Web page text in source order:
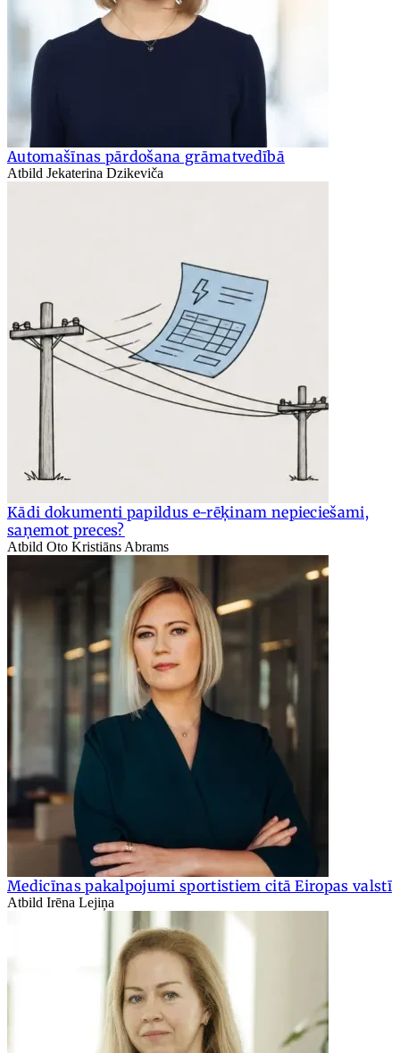
Automašīnas pārdošana grāmatvedībā
Atbild Jekaterina Dzikeviča
Kādi dokumenti papildus e-rēķinam nepieciešami,
saņemot preces?
Atbild Oto Kristiāns Abrams
Medicīnas pakalpojumi sportistiem citā Eiropas valstī
Atbild Irēna Lejiņa